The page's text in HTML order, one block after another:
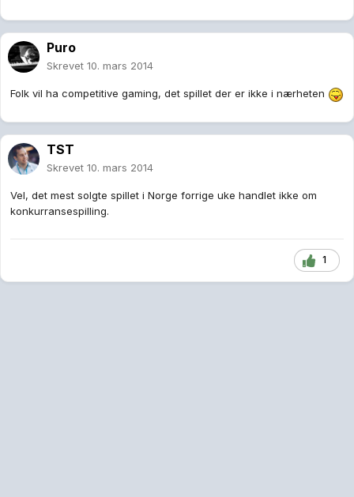
Puro
Skrevet 10. mars 2014
Folk vil ha competitive gaming, det spillet der er ikke i nærheten
TST
Skrevet 10. mars 2014
Vel, det mest solgte spillet i Norge forrige uke handlet ikke om
konkurransespilling.
1